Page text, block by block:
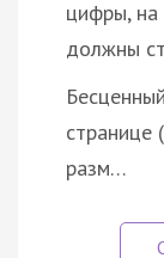
цифры,
должны
странице
разм…